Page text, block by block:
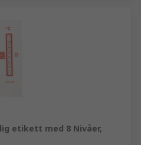
etikett med 8 Nivåer,